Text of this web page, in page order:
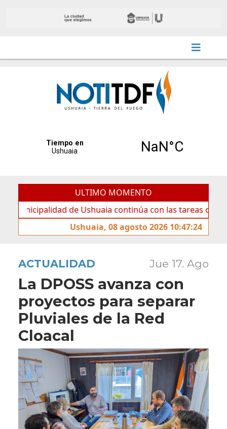
ULTIMO MOMENTO
de Ushuaia continúa con las tareas de
Ushuaia, 08 agosto 2026 10:47:24
ACTUALIDAD Jue 17. Ago
La DPOSS avanza con
proyectos para separar
Pluviales de la Red
Cloacal